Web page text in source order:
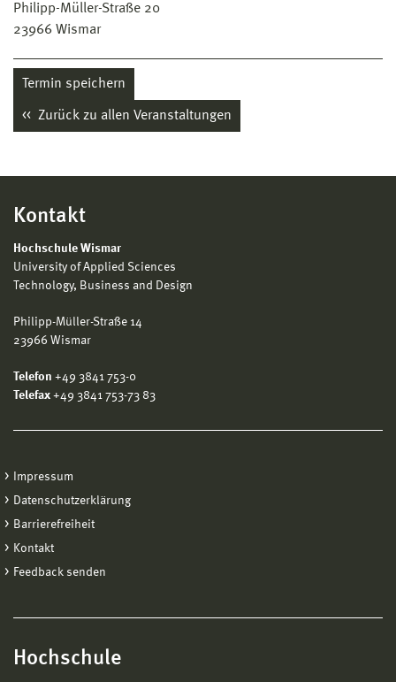
Philipp-Müller-Straße 20
23966 Wismar
Termin speichern
Zurück zu allen Veranstaltungen
Kontakt
Hochschule Wismar
University of Applied Sciences
Technology, Business and Design
Philipp-Müller-Straße 14
23966 Wismar
Telefon +49 3841 753-0
Telefax +49 3841 753-73 83
Impressum
Datenschutzerklärung
Barrierefreiheit
Kontakt
Feedback senden
Hochschule